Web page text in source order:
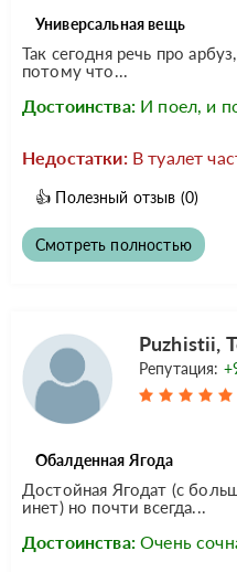
Универсальная вещь
Так сегодня речь про
потому что...
Достоинства: И поел, и
Недостатки: В туалет
👍 Полезный отзыв (0)
Смотреть полностью
Puzhistii,
Репутация:
Обалденная Ягода
Достойная Ягодат (с
инет) но почти всегда...
Достоинства: Очень